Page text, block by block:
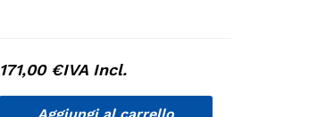
171,00 €IVA Incl.